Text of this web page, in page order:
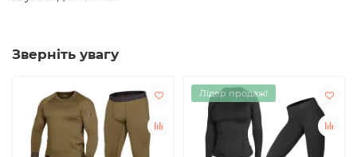
Зверніть увагу
Лідер продаж!